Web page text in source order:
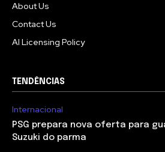
About Us
Contact Us
AI Licensing Policy
TENDÊNCIAS
Internacional
PSG prepara nova oferta para
Suzuki do parma